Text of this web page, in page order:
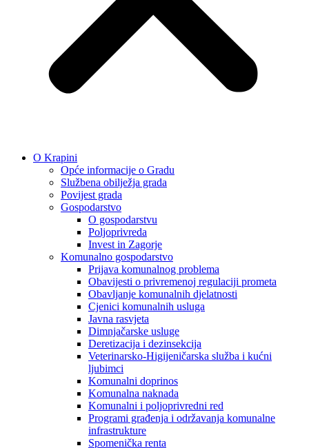
O Krapini
Opće informacije o Gradu
Službena obilježja grada
Povijest grada
Gospodarstvo
O gospodarstvu
Poljoprivreda
Invest in Zagorje
Komunalno gospodarstvo
Prijava komunalnog problema
Obavijesti o privremenoj regulaciji prometa
Obavljanje komunalnih djelatnosti
Cjenici komunalnih usluga
Javna rasvjeta
Dimnjačarske usluge
Deretizacija i dezinsekcija
Veterinarsko-Higijeničarska služba i kućni
ljubimci
Komunalni doprinos
Komunalna naknada
Komunalni i poljoprivredni red
Programi građenja i održavanja komunalne
infrastrukture
Spomenička renta